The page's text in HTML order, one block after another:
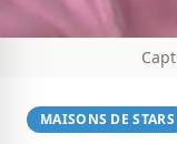
MAISONS DE STARS